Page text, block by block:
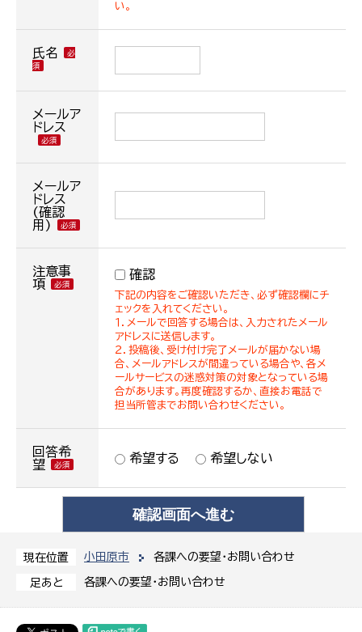
現在位置 小田原市 各課への要望・お問い合わせ
足あと 各課への要望・お問い合わせ
い。
氏名
メールア
ドレス
メールア
ドレス
(確認
用)
注意事
項
確認
下記の内容をご確認いただき、必ず確認欄にチ
ェックを入れてください。
１．メールで回答する場合は、入力されたメール
アドレスに送信します。
２．投稿後、受け付け完了メールが届かない場
合、メールアドレスが間違っている場合や、各メ
ールサービスの迷惑対策の対象となっている場
合があります。再度確認するか、直接お電話で
担当所管までお問い合わせください。
回答希
望
希望する 希望しない